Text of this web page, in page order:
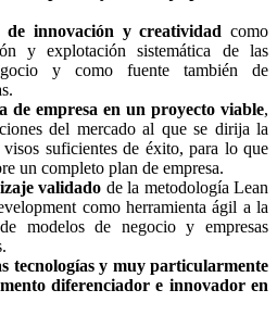
innovación y creatividad como
y explotación sistemática de las
y como fuente también de
de empresa en un proyecto viable,
del mercado al que se dirija la
visos suficientes de éxito, para lo que
un completo plan de empresa.
validado de la metodología Lean
como herramienta ágil a la
modelos de negocio y empresas
tecnologías y muy particularmente
diferenciador e innovador en